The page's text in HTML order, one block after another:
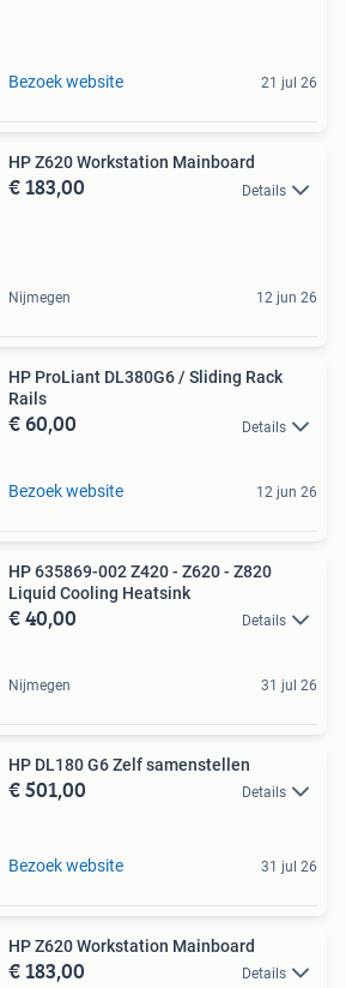
Bezoek website 21 jul 26
HP Z620 Workstation Mainboard
€ 183,00 Details
Nijmegen 12 jun 26
HP ProLiant DL380G6 / Sliding Rack
Rails
€ 60,00 Details
Bezoek website 12 jun 26
HP 635869-002 Z420 - Z620 - Z820
Liquid Cooling Heatsink
€ 40,00 Details
Nijmegen 31 jul 26
HP DL180 G6 Zelf samenstellen
€ 501,00 Details
Bezoek website 31 jul 26
HP Z620 Workstation Mainboard
€ 183,00 Details